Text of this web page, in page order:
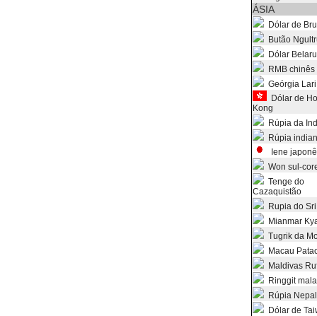
ÁSIA
Dólar de
Butão
Dólar
RMB chinês
Geórgia Lari
Dólar de
Kong
Rúpia da
Rúpia
Iene
Won sul-
Tenge do
Cazaquistão
Rupia do
Mianmar
Tugrik da
Macau
Maldivas
Ringgit
Rúpia Nepal
Dólar de